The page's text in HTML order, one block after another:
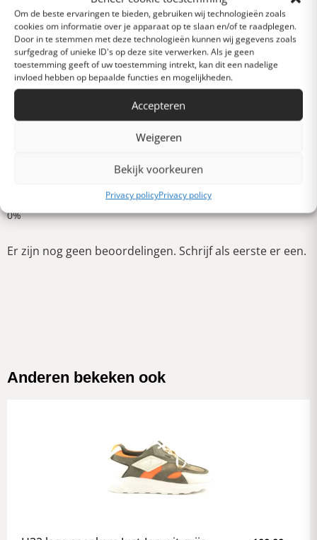
Om de beste ervaringen te bieden, gebruiken wij technologieën zoals
cookies om informatie over je apparaat op te slaan en/of te raadplegen.
Door in te stemmen met deze technologieën kunnen wij gegevens zoals
surfgedrag of unieke ID's op deze site verwerken. Als je geen
toestemming geeft of uw toestemming intrekt, kan dit een nadelige
invloed hebben op bepaalde functies en mogelijkheden.
Accepteren
Weigeren
Bekijk voorkeuren
Privacy policyPrivacy policy
Heel goed
Gemiddeld
Schrijf een review
Er zijn nog geen beoordelingen. Schrijf als eerste er een.
Anderen bekeken ook